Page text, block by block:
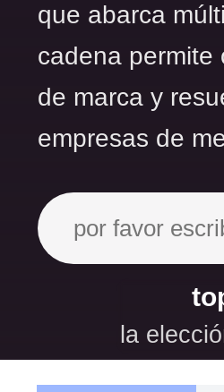
que abarca
cadena permite
de marca y
empresas de
la
200